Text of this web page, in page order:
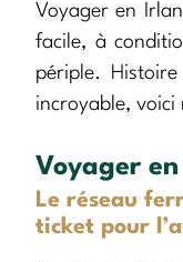
Voyager en
facile, à
périple.
incroyable, voici
Voyager
Le réseau
ticket pour